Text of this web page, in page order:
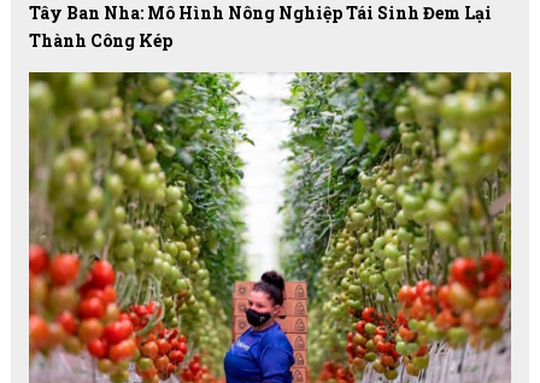
Tây Ban Nha: Mô Hình Nông Nghiệp Tái Sinh Đem Lại
Thành Công Kép